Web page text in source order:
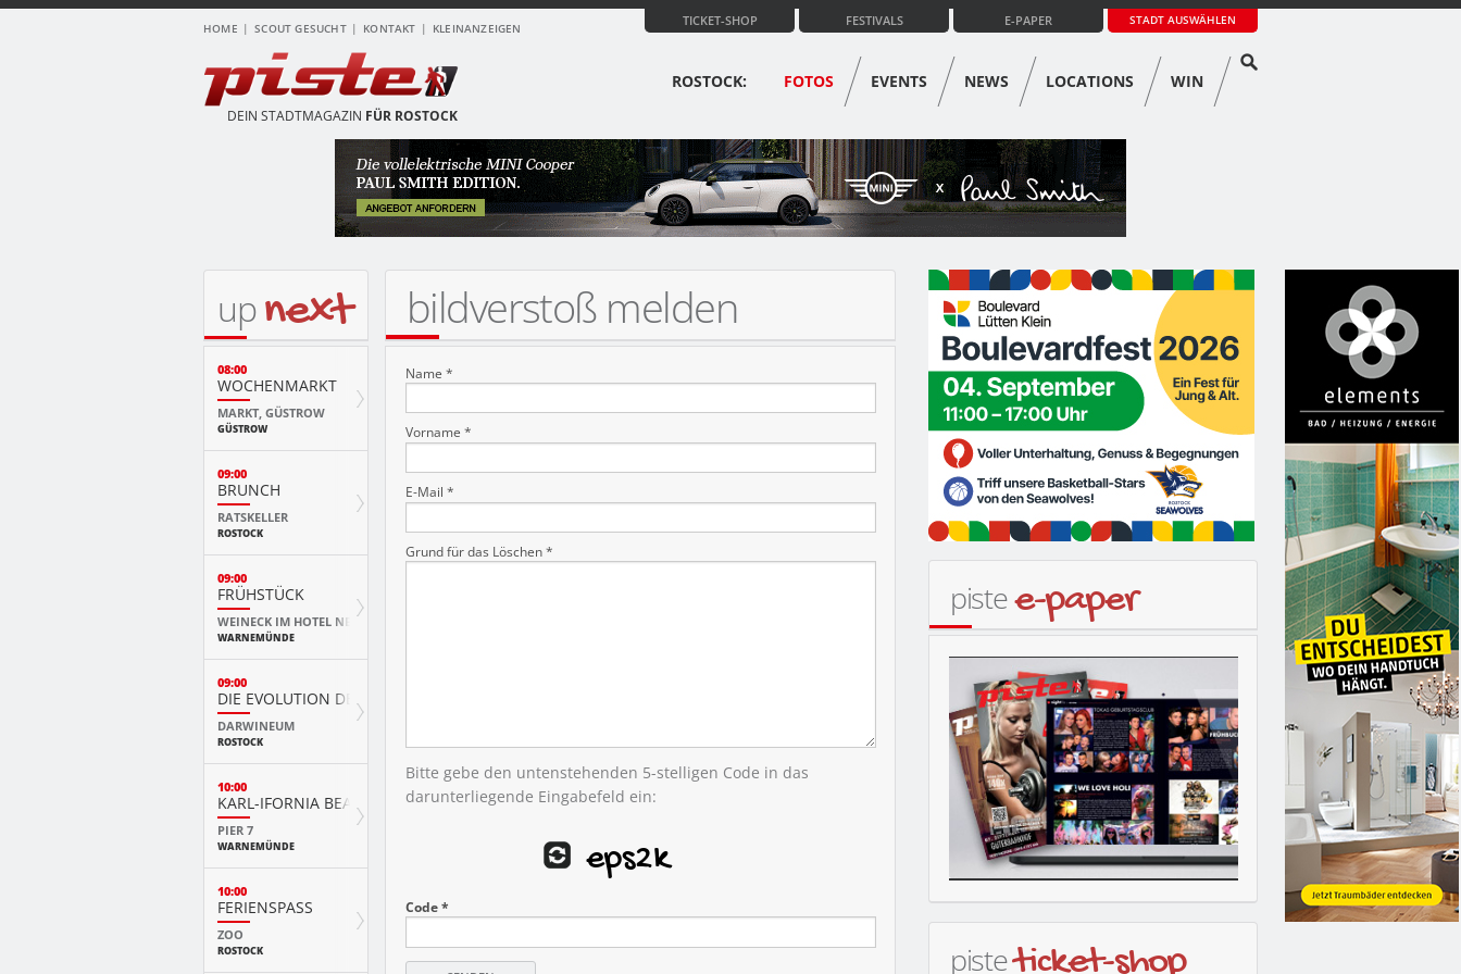
HOME SCOUT GESUCHT KONTAKT KLEINANZEIGEN
STADT AUSWÄHLEN
E-PAPER
FESTIVALS
TICKET-SHOP
DEIN STADTMAGAZIN FÜR ROSTOCK
ROSTOCK: FOTOS EVENTS NEWS LOCATIONS WIN
bildverstoß melden
Name *
Vorname *
E-Mail *
Grund für das Löschen *
Bitte gebe den untenstehenden 5-stelligen Code in das
darunterliegende Eingabefeld ein:
Code *
upnext
08:00
WOCHENMARKT
MARKT, GÜSTROW
GÜSTROW
09:00
BRUNCH
RATSKELLER
ROSTOCK
09:00
FRÜHSTÜCK
WEINECK IM HOTEL NEPTUN
WARNEMÜNDE
09:00
DIE EVOLUTION DER TIERE MIT PLAYMOBIL
DARWINEUM
ROSTOCK
10:00
KARL-IFORNIA BEACH SANDWELTEN
PIER 7
WARNEMÜNDE
10:00
FERIENSPASS
ZOO
ROSTOCK
pistee-paper
pisteticket-shop